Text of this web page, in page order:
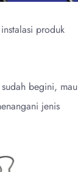
produk
begini, mau
jenis